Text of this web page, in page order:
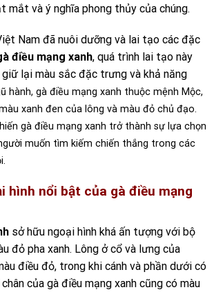
mắt và ý nghĩa phong thủy của chúng.
Nam đã nuôi dưỡng và lai tạo các đặc
điều mạng xanh, quá trình lai tạo này
lại màu sắc đặc trưng và khả năng
hành, gà điều mạng xanh thuộc mệnh Mộc,
xanh đen của lông và màu đỏ chủ đạo.
gà điều mạng xanh trở thành sự lựa chọn
muốn tìm kiếm chiến thắng trong các
hình nổi bật của gà điều mạng
sở hữu ngoại hình khá ấn tượng với bộ
đỏ pha xanh. Lông ở cổ và lưng của
điều đỏ, trong khi cánh và phần dưới có
của gà điều mạng xanh cũng có màu